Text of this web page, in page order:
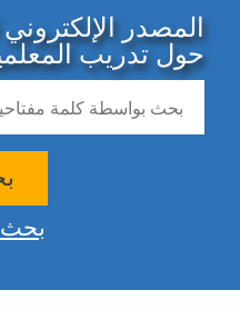
المصدر
حول تدريب